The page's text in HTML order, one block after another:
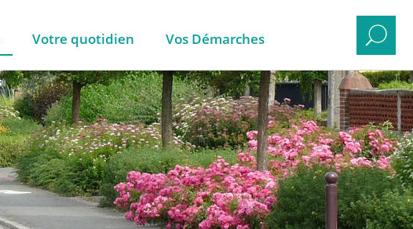
Votre quotidien Vos Démarches